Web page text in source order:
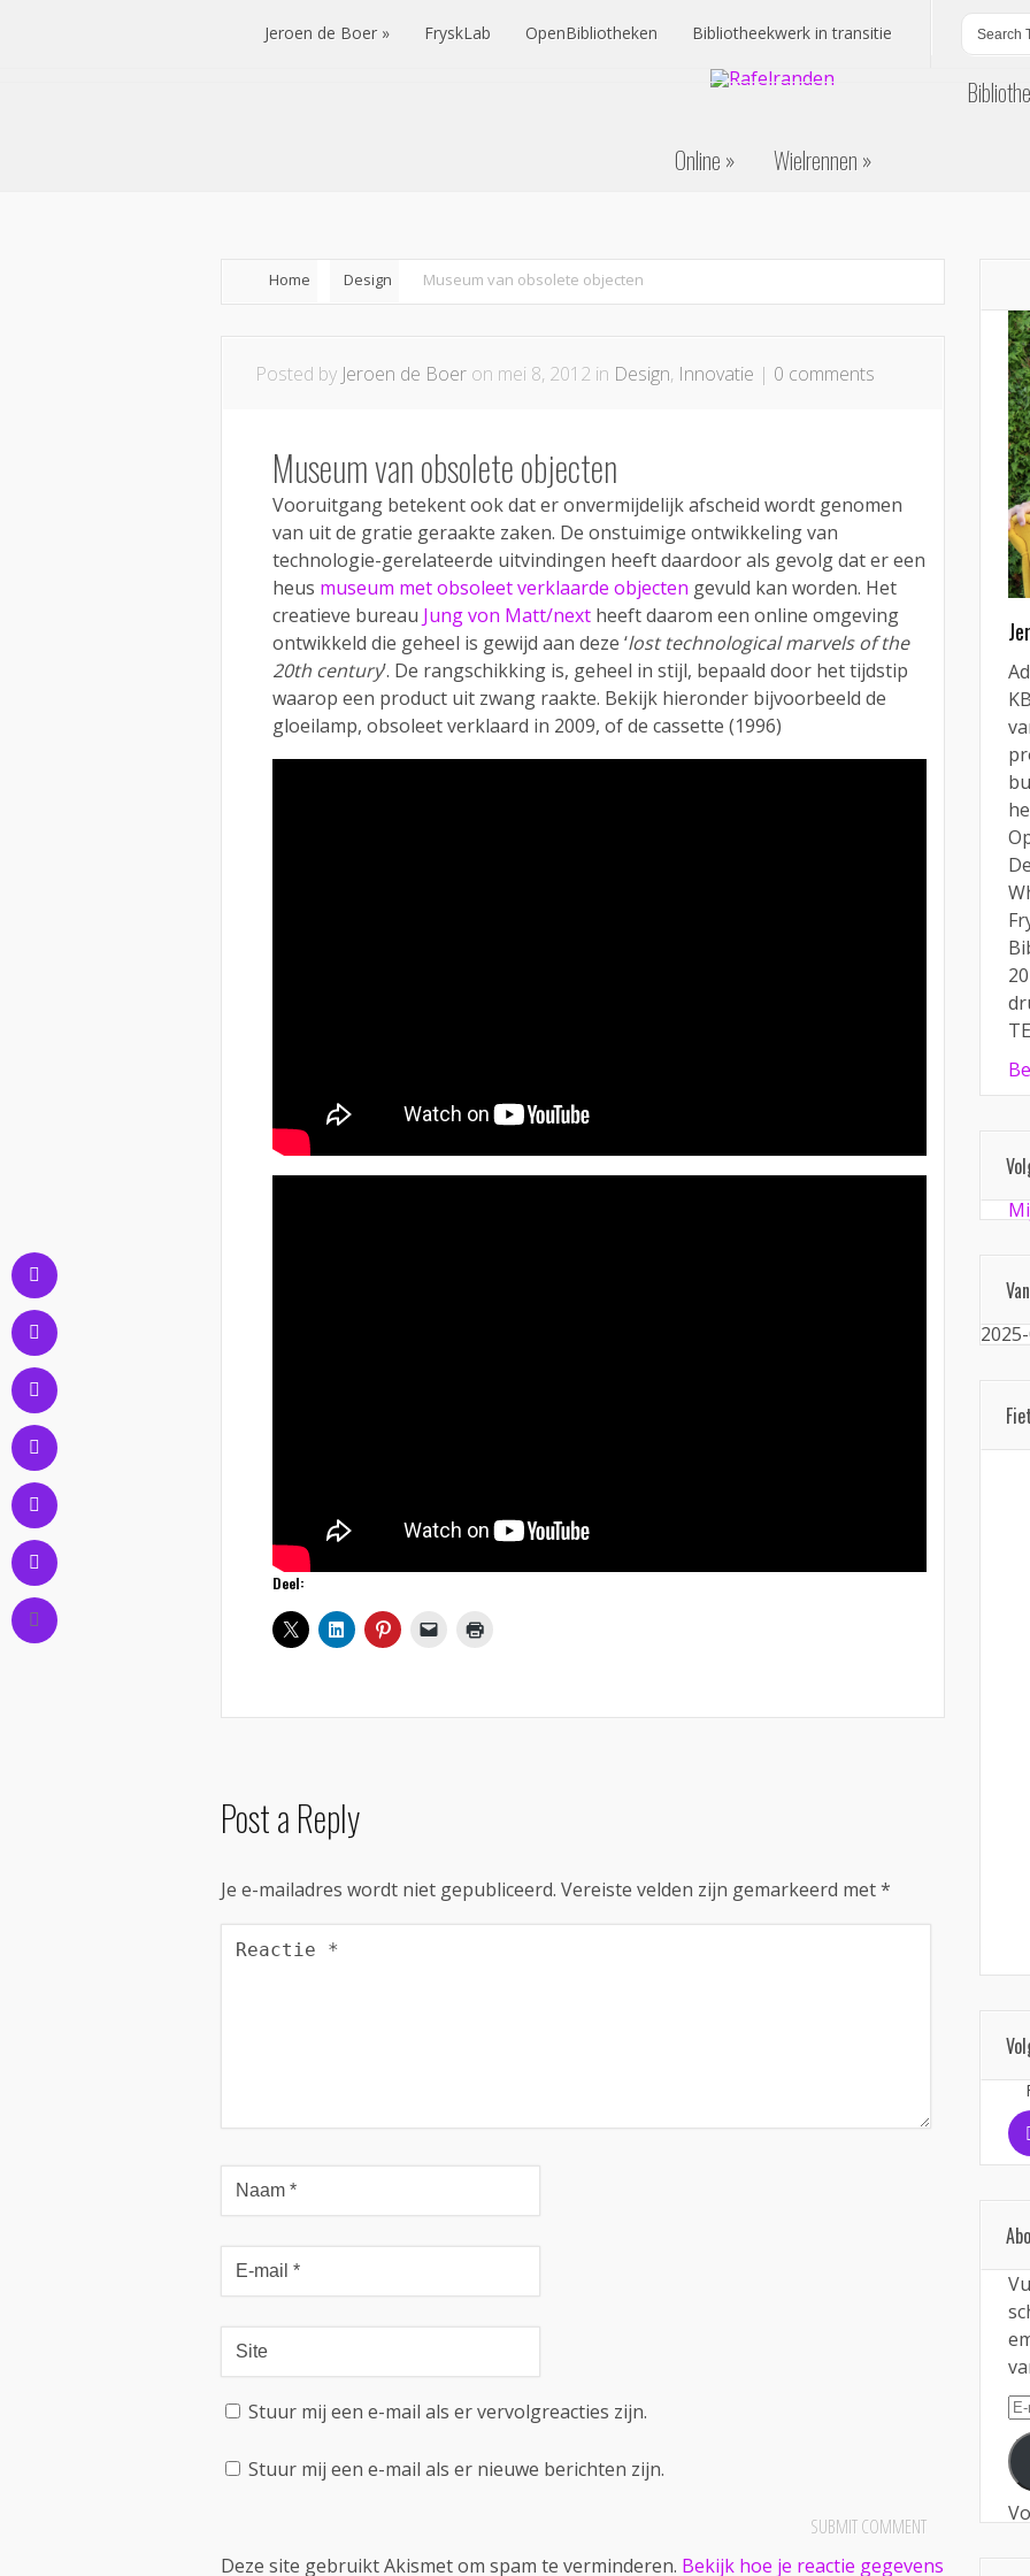
Jeroen de Boer FryskLab OpenBibliotheken Bibliotheekwerk in transitie
Online Wielrennen
Home Design Museum van obsolete objecten
Posted by Jeroen de Boer on mei 8, 2012 in Design, Innovatie | 0 comments
Museum van obsolete objecten
Vooruitgang betekent ook dat er onvermijdelijk afscheid wordt genomen
van uit de gratie geraakte zaken. De onstuimige ontwikkeling van
technologie-gerelateerde uitvindingen heeft daardoor als gevolg dat er een
heus museum met obsoleet verklaarde objecten gevuld kan worden. Het
creatieve bureau Jung von Matt/next heeft daarom een online omgeving
ontwikkeld die geheel is gewijd aan deze ‘lost technological marvels of the
20th century’. De rangschikking is, geheel in stijl, bepaald door het tijdstip
waarop een product uit zwang raakte. Bekijk hieronder bijvoorbeeld de
gloeilamp, obsoleet verklaard in 2009, of de cassette (1996)
Deel:
Post a Reply
Je e-mailadres wordt niet gepubliceerd. Vereiste velden zijn gemarkeerd met*
Stuur mij een e-mail als er vervolgreacties zijn.
Stuur mij een e-mail als er nieuwe berichten zijn.
Deze site gebruikt Akismet om spam te verminderen. Bekijk hoe je reactie gegevens
E-